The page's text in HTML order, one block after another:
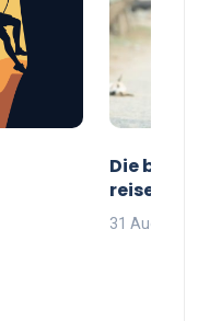
Die
reisende
31 August